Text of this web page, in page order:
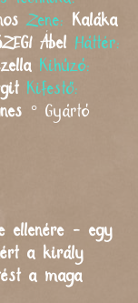
Zene: Kaláka
Ábel Háttér:
Kihúzó:
Kifestő:
° Gyártó
ellenére - egy
a király
a maga